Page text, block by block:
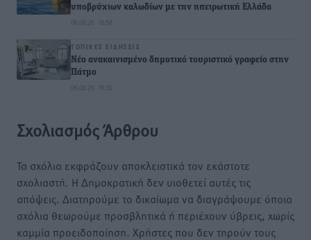
υποβρύχιων καλωδίων με την ηπειρωτική Ελλάδα
06.08.26 · 18:58
ΤΟΠΙΚΈΣ ΕΙΔΉΣΕΙΣ
Νέο ανακαινισμένο δημοτικό τουριστικό γραφείο στην
Πάτμο
06.08.26 · 18:39
Σχολιασμός Άρθρου
Τα σχόλια εκφράζουν αποκλειστικά τον εκάστοτε
σχολιαστή. Η Δημοκρατική δεν υιοθετεί αυτές τις
απόψεις. Διατηρούμε το δικαίωμα να διαγράψουμε όποια
σχόλια θεωρούμε προσβλητικά ή περιέχουν ύβρεις, χωρίς
καμμία προειδοποίηση. Χρήστες που δεν τηρούν τους